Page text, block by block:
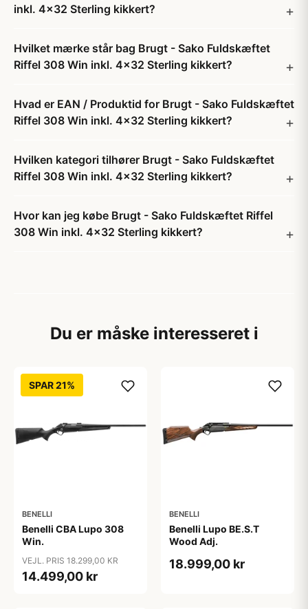
inkl. 4x32 Sterling kikkert?
Hvilket mærke står bag Brugt - Sako Fuldskæftet
Riffel 308 Win inkl. 4x32 Sterling kikkert?
Hvad er EAN / Produktid for Brugt - Sako Fuldskæftet
Riffel 308 Win inkl. 4x32 Sterling kikkert?
Hvilken kategori tilhører Brugt - Sako Fuldskæftet
Riffel 308 Win inkl. 4x32 Sterling kikkert?
Hvor kan jeg købe Brugt - Sako Fuldskæftet Riffel
308 Win inkl. 4x32 Sterling kikkert?
Du er måske interesseret i
SPAR 21%
BENELLI
Benelli CBA Lupo 308
Win.
VEJL. PRIS 18.299,00 KR
14.499,00 kr
BENELLI
Benelli Lupo BE.S.T
Wood Adj.
18.999,00 kr